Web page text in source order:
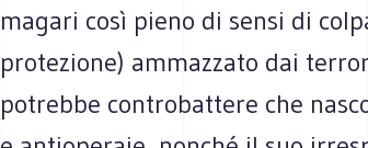
magari così pieno di sensi di
protezione) ammazzato dai
potrebbe controbattere che